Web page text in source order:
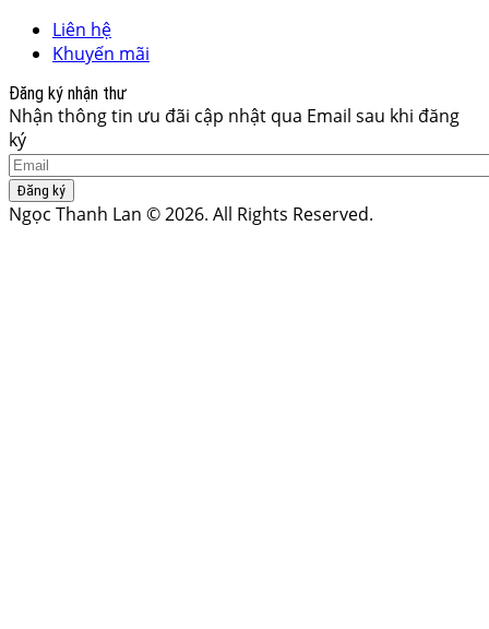
Liên hệ
Khuyến mãi
Đăng ký nhận thư
Nhận thông tin ưu đãi cập nhật qua Email sau khi đăng
ký
Đăng ký
Ngọc Thanh Lan © 2026. All Rights Reserved.